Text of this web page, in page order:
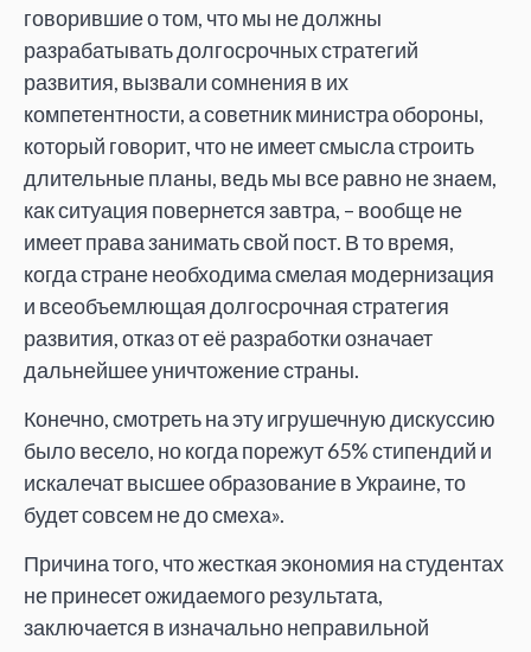
говорившие о том, что мы не должны
разрабатывать долгосрочных стратегий
развития, вызвали сомнения в их
компетентности, а советник министра обороны,
который говорит, что не имеет смысла строить
длительные планы, ведь мы все равно не знаем,
как ситуация повернется завтра, – вообще не
имеет права занимать свой пост. В то время,
когда стране необходима смелая модернизация
и всеобъемлющая долгосрочная стратегия
развития, отказ от её разработки означает
дальнейшее уничтожение страны.
Конечно, смотреть на эту игрушечную дискуссию
было весело, но когда порежут 65% стипендий и
искалечат высшее образование в Украине, то
будет совсем не до смеха».
Причина того, что жесткая экономия на студентах
не принесет ожидаемого результата,
заключается в изначально неправильной